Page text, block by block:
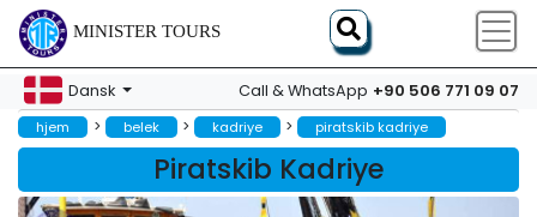
MINISTER TOURS
Dansk Call & WhatsApp +90 506 771 09 07
hjem > belek > kadriye > piratskib kadriye
Piratskib Kadriye